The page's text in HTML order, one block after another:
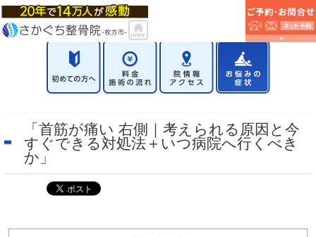
「首筋が痛い 右側｜考えられる原因と今
すぐできる対処法＋いつ病院へ行くべき
か」